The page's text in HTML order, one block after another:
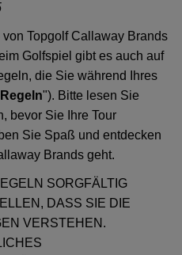
Topgolf Callaway Brands
Golfspiel gibt es auch auf
die Sie während Ihres
Regeln"). Bitte lesen Sie
bevor Sie Ihre Tour
Sie Spaß und entdecken
Brands geht.
SORGFÄLTIG
DASS SIE DIE
VERSTEHEN.